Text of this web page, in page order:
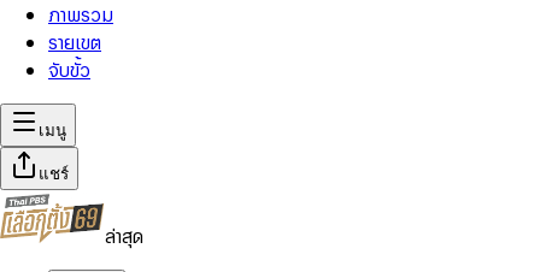
ภาพรวม
รายเขต
จับขั้ว
เมนู
แชร์
ล่าสุด